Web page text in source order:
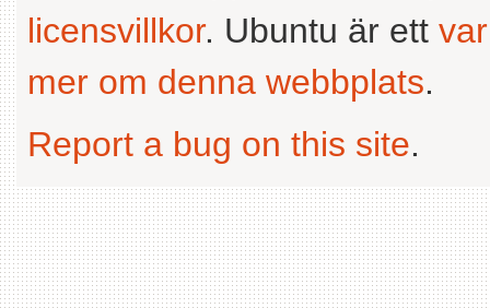
licensvillkor. Ubuntu är ett
mer om denna webbplats.
Report a bug on this site.